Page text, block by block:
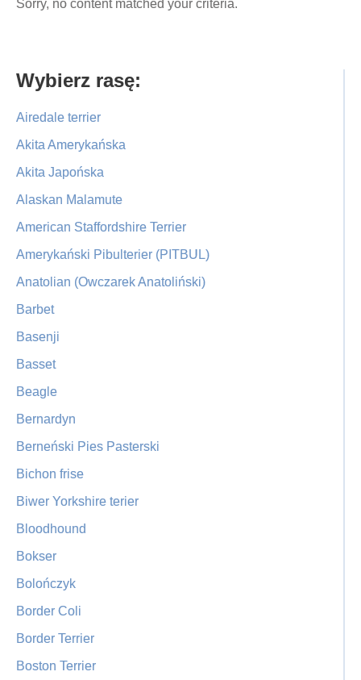
Sorry, no content matched your criteria.
Primary
Sidebar
Wybierz rasę:
Airedale terrier
Akita Amerykańska
Akita Japońska
Alaskan Malamute
American Staffordshire Terrier
Amerykański Pibulterier (PITBUL)
Anatolian (Owczarek Anatoliński)
Barbet
Basenji
Basset
Beagle
Bernardyn
Berneński Pies Pasterski
Bichon frise
Biwer Yorkshire terier
Bloodhound
Bokser
Bolończyk
Border Coli
Border Terrier
Boston Terrier